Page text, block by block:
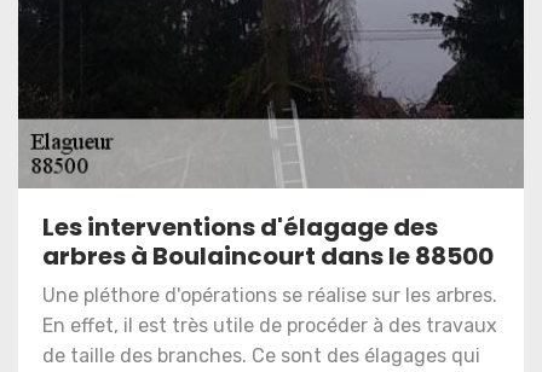
Les interventions d'élagage des
arbres à Boulaincourt dans le 88500
Une pléthore d'opérations se réalise sur les arbres.
En effet, il est très utile de procéder à des travaux
de taille des branches. Ce sont des élagages qui